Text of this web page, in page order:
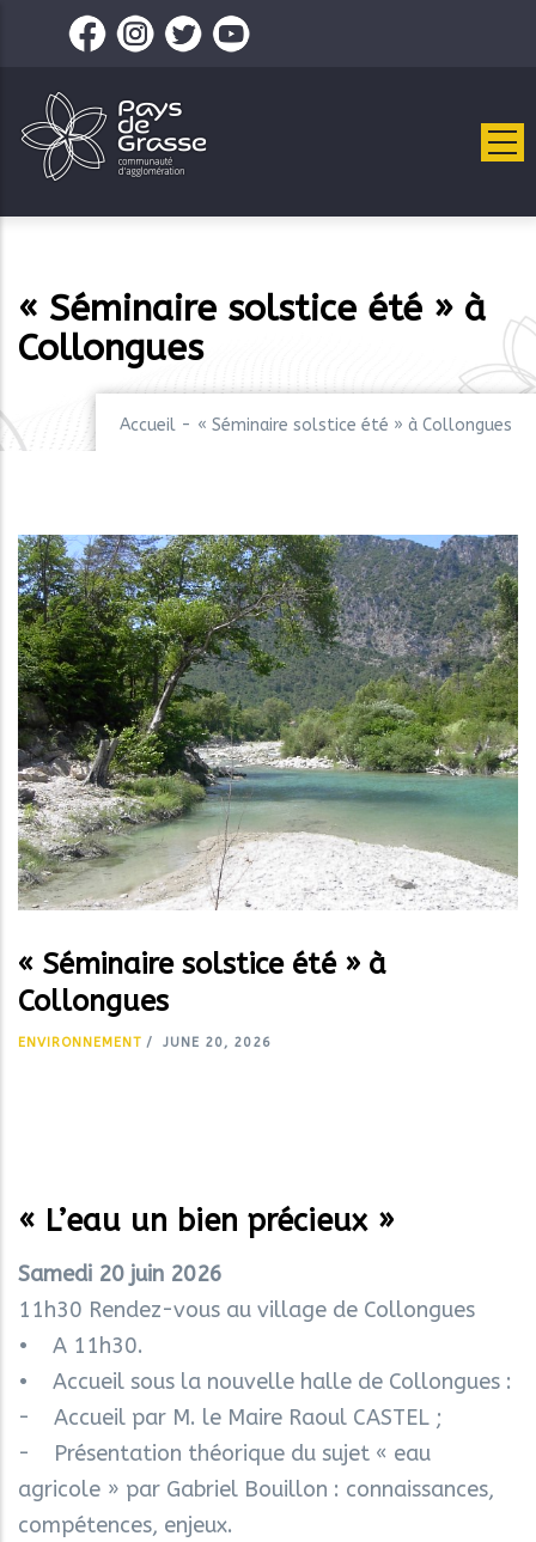
contenu
principal
« Séminaire solstice été » à
Collongues
Accueil - « Séminaire solstice été » à Collongues
« Séminaire solstice été » à
Collongues
ENVIRONNEMENT / JUNE 20, 2026
« L’eau un bien précieux »
Samedi 20 juin 2026
11h30 Rendez-vous au village de Collongues
• A 11h30.
• Accueil sous la nouvelle halle de Collongues :
- Accueil par M. le Maire Raoul CASTEL ;
- Présentation théorique du sujet « eau
agricole » par Gabriel Bouillon : connaissances,
compétences, enjeux.